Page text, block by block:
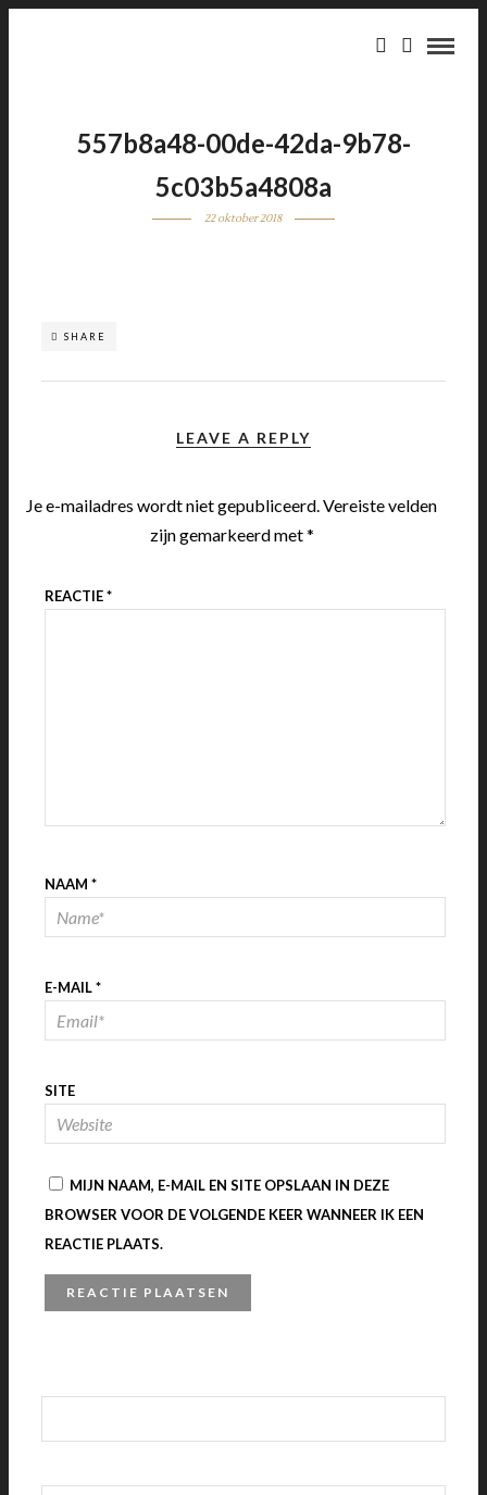
557b8a48-00de-42da-9b78-
5c03b5a4808a
22 oktober 2018
SHARE
LEAVE A REPLY
Je e-mailadres wordt niet gepubliceerd.Vereiste velden
zijn gemarkeerd met*
REACTIE*
NAAM *
E-MAIL*
SITE
MIJN NAAM, E-MAIL EN SITE OPSLAAN IN DEZE
BROWSER VOOR DE VOLGENDE KEER WANNEER IK EEN
REACTIE PLAATS.